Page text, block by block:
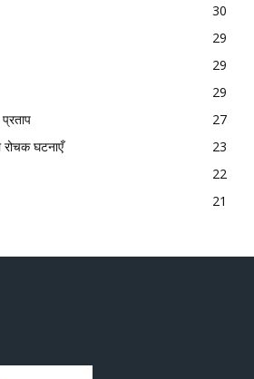
30
29
29
29
27
रोचक घटनाएँ
23
22
21